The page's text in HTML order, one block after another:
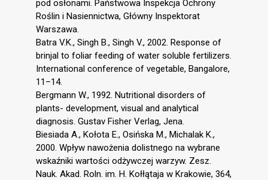
pod osłonami. Państwowa Inspekcja Ochrony
Roślin i Nasiennictwa, Główny Inspektorat
Warszawa.
Batra V.K., Singh B., Singh V., 2002. Response of
brinjal to foliar feeding of water soluble fertilizers.
International conference of vegetable, Bangalore,
11–14.
Bergmann W., 1992. Nutritional disorders of
plants- development, visual and analytical
diagnosis. Gustav Fisher Verlag, Jena.
Biesiada A., Kołota E., Osińska M., Michalak K.,
2000. Wpływ nawożenia dolistnego na wybrane
wskaźniki wartości odżywczej warzyw. Zesz.
Nauk. Akad. Roln. im. H. Kołłątaja w Krakowie, 364,